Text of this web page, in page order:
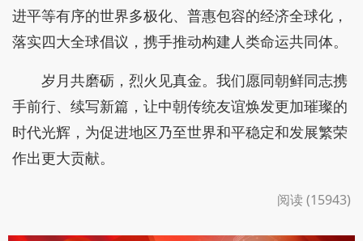
进平等有序的世界多极化、普惠包容的经济全球化，
落实四大全球倡议，携手推动构建人类命运共同体。
岁月共磨砺，烈火见真金。我们愿同朝鲜同志携
手前行、续写新篇，让中朝传统友谊焕发更加璀璨的
时代光辉，为促进地区乃至世界和平稳定和发展繁荣
作出更大贡献。
阅读 (15943)